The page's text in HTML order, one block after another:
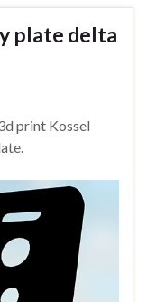
plate delta
print Kossel